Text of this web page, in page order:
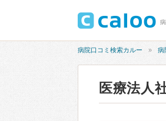
病院口コミ検索カルー 病
医療法人